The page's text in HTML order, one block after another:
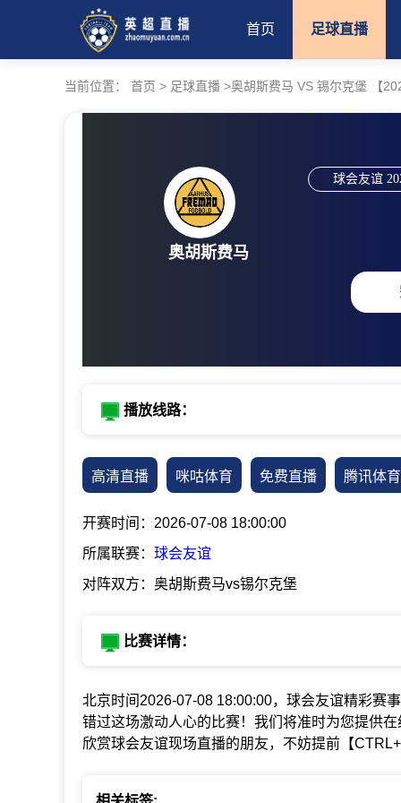
首页 足球直播
当前位置： 首页 > 足球直播 >奥胡斯费马 VS 锡尔克堡 【
奥胡斯费马
球会友谊
播放线路：
高清直播 咪咕体育 免费直播 腾讯体育
开赛时间：2026-07-08 18:00:00
所属联赛： 球会友谊
对阵双方：奥胡斯费马vs锡尔克堡
比赛详情：
北京时间2026-07-08 18:00:00，球会友谊精彩赛
错过这场激动人心的比赛！我们将准时为您提供
欣赏球会友谊现场直播的朋友，不妨提前【